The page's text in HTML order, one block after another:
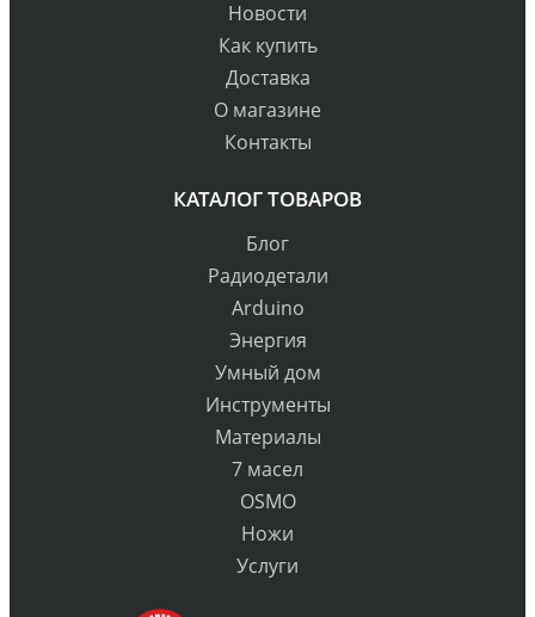
Новости
Как купить
Доставка
О магазине
Контакты
КАТАЛОГ ТОВАРОВ
Блог
Радиодетали
Arduino
Энергия
Умный дом
Инструменты
Материалы
7 масел
OSMO
Ножи
Услуги